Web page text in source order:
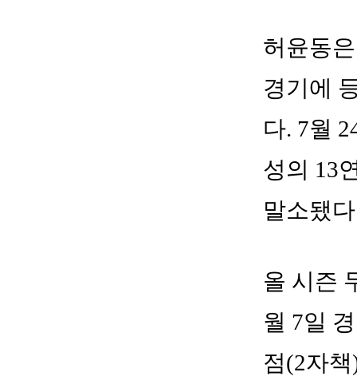
허윤동
경기에
다. 7월
성의 13
말소됐
올 시즌
월 7일
점(2자